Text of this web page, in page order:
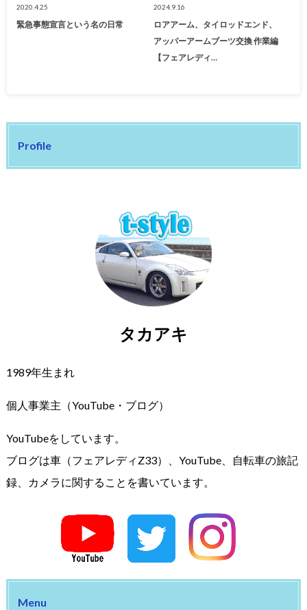
2020.4.25
緊急事態宣言という名の日常
2024.9.16
ロアアーム、タイロッドエンド、
アッパーアームブーツ交換 作業編
【フェアレディ…
Profile
タカアキ
1989年生まれ
個人事業主（YouTube・ブログ）
YouTubeをしています。
ブログは車（フェアレディZ33）、YouTube、自転車の旅記
録、カメラに関することを書いています。
Menu